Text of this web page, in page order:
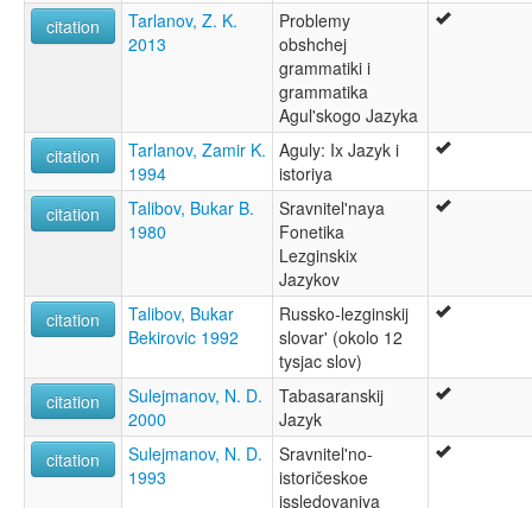
citation
Tarlanov, Z. K.
2013
Problemy
obshchej
grammatiki i
grammatika
Agul'skogo Jazyka
citation
Tarlanov, Zamir K.
1994
Aguly: Ix Jazyk i
istoriya
citation
Talibov, Bukar B.
1980
Sravnitel'naya
Fonetika
Lezginskix
Jazykov
citation
Talibov, Bukar
Bekirovic 1992
Russko-lezginskij
slovar' (okolo 12
tysjac slov)
citation
Sulejmanov, N. D.
2000
Tabasaranskij
Jazyk
citation
Sulejmanov, N. D.
1993
Sravnitel'no-
istoričeskoe
issledovaniya